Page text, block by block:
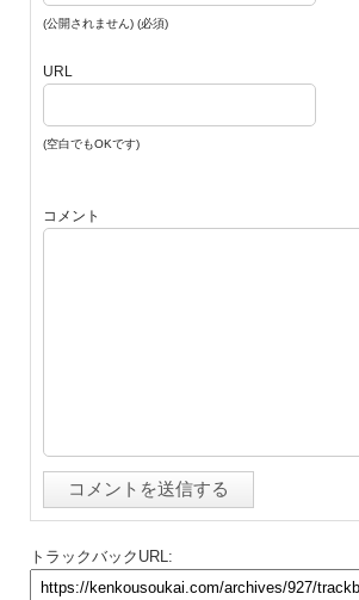
(公開されません) (必須)
URL
(空白でもOKです)
コメント
トラックバックURL: